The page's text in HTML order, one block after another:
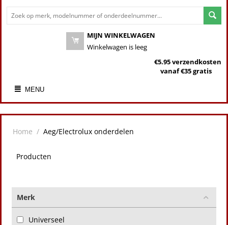
MIJN WINKELWAGEN
Winkelwagen is leeg
€5.95 verzendkosten
vanaf €35 gratis
MENU
Home / Aeg/Electrolux onderdelen
Producten
Merk
Universeel